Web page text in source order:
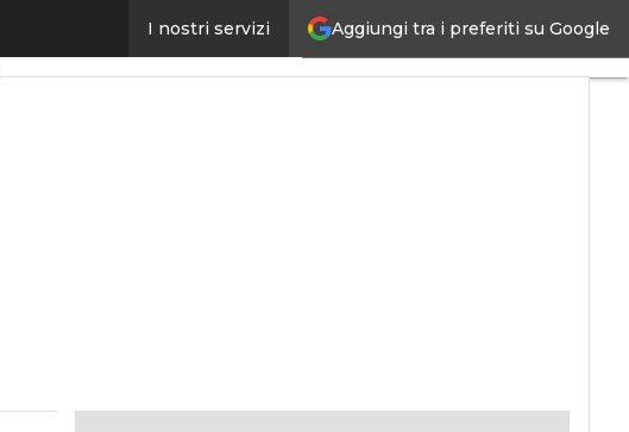
Aggiungi tra i preferiti su Google
I nostri servizi